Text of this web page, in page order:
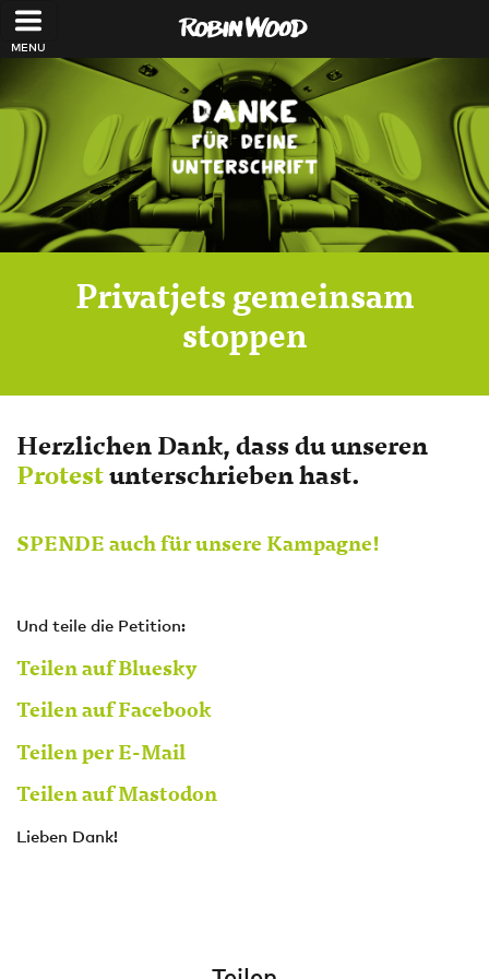
Direkt zum Inhalt
Privatjets gemeinsam
stoppen
Herzlichen Dank, dass du unseren
Protestunterschrieben hast.
SPENDE auch für unsere Kampagne!
Und teile die Petition:
Teilen auf Bluesky
Teilen auf Facebook
Teilen per E-Mail
Teilen auf Mastodon
Lieben Dank!